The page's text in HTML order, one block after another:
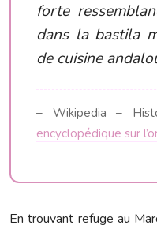
forte
dans la bastila
de cuisine
– Wikipedia –
encyclopédique sur
En trouvant refuge au